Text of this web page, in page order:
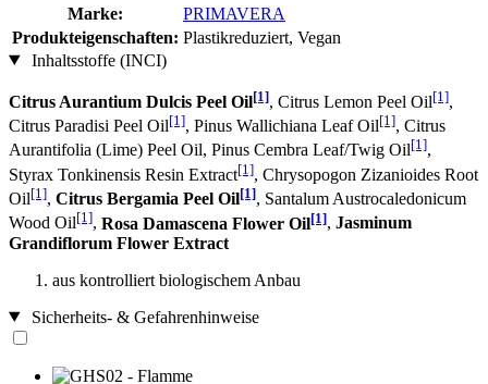
Marke:
PRIMAVERA
Produkteigenschaften: Plastikreduziert, Vegan
Inhaltsstoffe (INCI)
Citrus Aurantium Dulcis Peel Oil[1], Citrus Lemon Peel Oil[1],
Citrus Paradisi Peel Oil[1], Pinus Wallichiana Leaf Oil[1], Citrus
Aurantifolia (Lime) Peel Oil, Pinus Cembra Leaf/Twig Oil[1],
Styrax Tonkinensis Resin Extract[1], Chrysopogon Zizanioides Root
Oil[1], Citrus Bergamia Peel Oil[1], Santalum Austrocaledonicum
Wood Oil[1], Rosa Damascena Flower Oil[1], Jasminum
Grandiflorum Flower Extract
aus kontrolliert biologischem Anbau
Sicherheits- & Gefahrenhinweise